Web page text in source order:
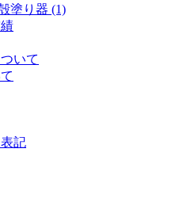
塗り器 (1)
いて
記